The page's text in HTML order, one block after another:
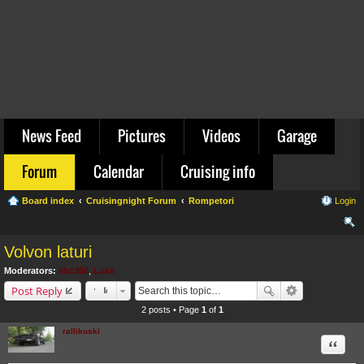
News Feed Pictures Videos
Garage
Forum
Calendar Cruising info
Board index Cruisingnight Forum Rompetori Login
Volvon laturi
Moderators: sbc350 Luke
Post Reply
2 posts • Page 1 of 1
rallikuski
Quote